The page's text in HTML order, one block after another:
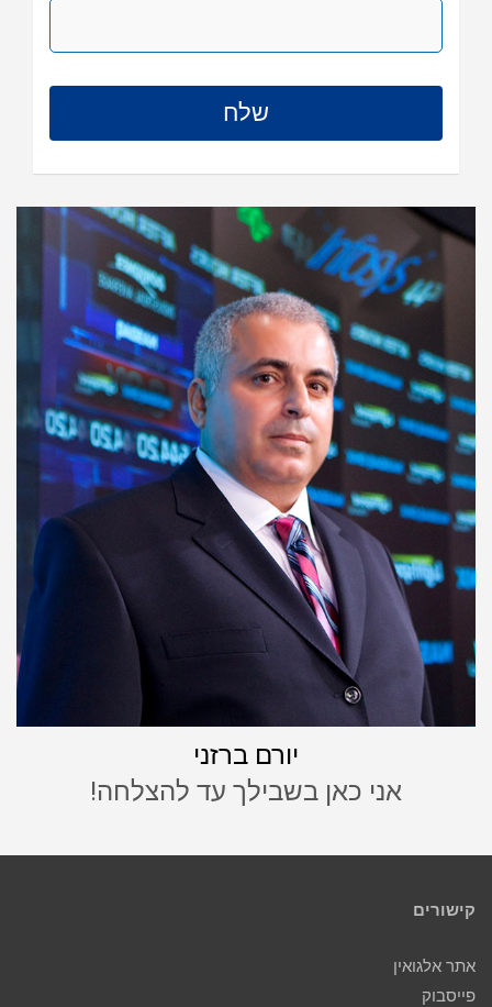
יורם ברזני
אני כאן בשבילך עד להצלחה!
קישורים
אתר אלגואין
פייסבוק